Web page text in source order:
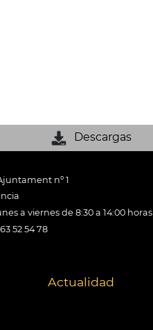
Descargas
nº 1
a viernes de 8:30 a 14:00 horas
52 54 78
Actualidad